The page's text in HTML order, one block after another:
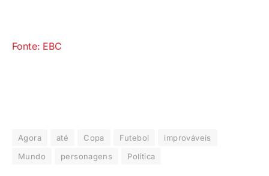
Fonte: EBC
Agora até Copa Futebol
improváveis
Mundo
personagens Política